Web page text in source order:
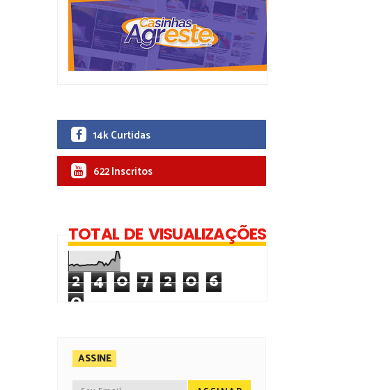
14k Curtidas
622 Inscritos
TOTAL DE VISUALIZAÇÕES
2 4 0 7 2 0 6
0
ASSINE